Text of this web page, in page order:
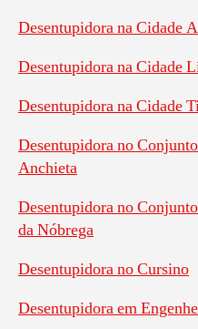
Desentupidora na Cidade
Desentupidora na Cidade
Desentupidora na Cidade
Desentupidora no
Anchieta
Desentupidora no
da Nóbrega
Desentupidora no Cursino
Desentupidora em